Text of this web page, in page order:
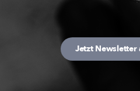
Jetzt Newsletter